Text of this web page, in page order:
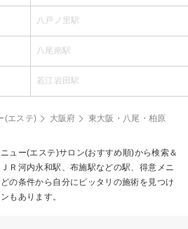
八戸ノ里駅
八尾南駅
若江岩田駅
(エステ) 大阪府 東大阪・八尾・柏原
ュー(エステ)サロン(おすすめ順)から検索＆
Ｒ河内永和駅、布施駅などの駅、得意メニ
の条件から自分にピッタリの施術を見つけ
もあります。